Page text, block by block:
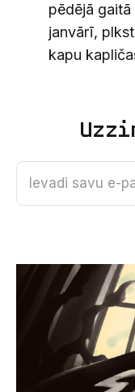
pēdējā
janvārī,
kapu
Ievadi savu e-